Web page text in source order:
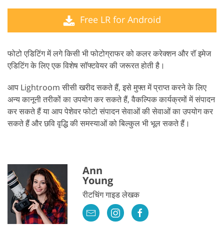
Free LR for Android
फोटो एडिटिंग में लगे किसी भी फोटोग्राफर को कलर करेक्शन और रॉ इमेज
एडिटिंग के लिए एक विशेष सॉफ्टवेयर की जरूरत होती है।
आप Lightroom सीसी खरीद सकते हैं, इसे मुफ्त में प्राप्त करने के लिए
अन्य कानूनी तरीकों का उपयोग कर सकते हैं, वैकल्पिक कार्यक्रमों में संपादन
कर सकते हैं या आप पेशेवर फोटो संपादन सेवाओं की सेवाओं का उपयोग कर
सकते हैं और छवि वृद्धि की समस्याओं को बिल्कुल भी भूल सकते हैं।
Ann
Young
रीटचिंग गाइड लेखक